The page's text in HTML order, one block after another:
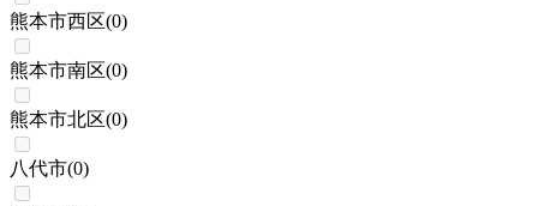
熊本市西区(0)
熊本市南区(0)
熊本市北区(0)
八代市(0)